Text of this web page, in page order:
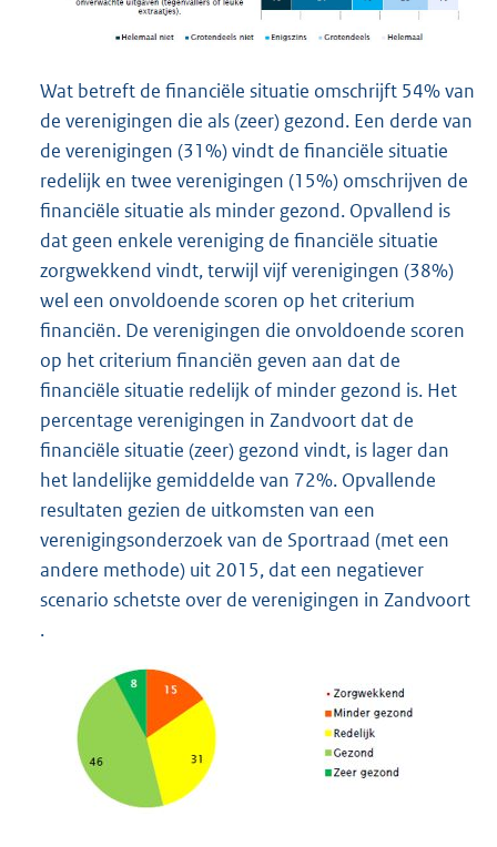
Wat betreft de financiële situatie omschrijft 54% van
de verenigingen die als (zeer) gezond. Een derde van
de verenigingen (31%) vindt de financiële situatie
redelijk en twee verenigingen (15%) omschrijven de
financiële situatie als minder gezond. Opvallend is
dat geen enkele vereniging de financiële situatie
zorgwekkend vindt, terwijl vijf verenigingen (38%)
wel een onvoldoende scoren op het criterium
financiën. De verenigingen die onvoldoende scoren
op het criterium financiën geven aan dat de
financiële situatie redelijk of minder gezond is. Het
percentage verenigingen in Zandvoort dat de
financiële situatie (zeer) gezond vindt, is lager dan
het landelijke gemiddelde van 72%. Opvallende
resultaten gezien de uitkomsten van een
verenigingsonderzoek van de Sportraad (met een
andere methode) uit 2015, dat een negatiever
scenario schetste over de verenigingen in Zandvoort
.